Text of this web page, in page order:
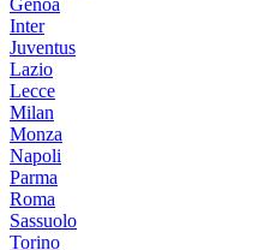
Inter
Juventus
Lazio
Lecce
Milan
Monza
Napoli
Parma
Roma
Sassuolo
Torino